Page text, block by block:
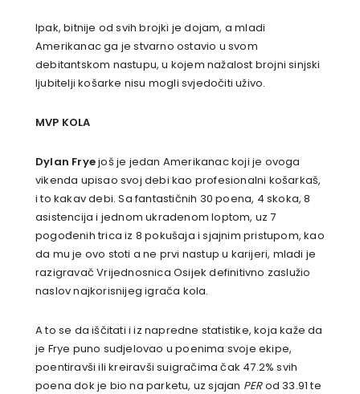
Ipak, bitnije od svih brojki je dojam, a mladi
Amerikanac ga je stvarno ostavio u svom
debitantskom nastupu, u kojem nažalost brojni sinjski
ljubitelji košarke nisu mogli svjedočiti uživo.
MVP KOLA
Dylan Fryejoš je jedan Amerikanac koji je ovoga
vikenda upisao svoj debi kao profesionalni košarkaš,
i to kakav debi. Sa fantastičnih 30 poena, 4 skoka, 8
asistencija i jednom ukradenom loptom, uz 7
pogođenih trica iz 8 pokušaja i sjajnim pristupom, kao
da mu je ovo stoti a ne prvi nastup u karijeri, mladi je
razigravač Vrijednosnica Osijek definitivno zaslužio
naslov najkorisnijeg igrača kola.
A to se da iščitati i iz napredne statistike, koja kaže da
je Frye puno sudjelovao u poenima svoje ekipe,
poentiravši ili kreiravši suigračima čak 47.2% svih
poena dok je bio na parketu, uz sjajan PERod 33.91 te